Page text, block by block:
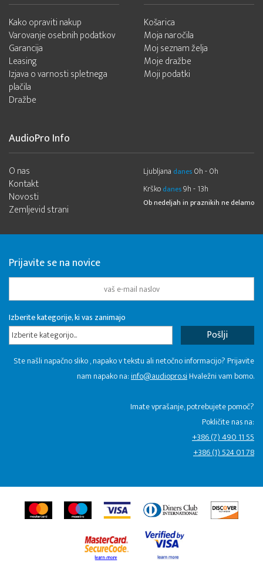
Kako opraviti nakup
Varovanje osebnih podatkov
Garancija
Leasing
Izjava o varnosti spletnega
plačila
Dražbe
Košarica
Moja naročila
Moj seznam želja
Moje dražbe
Moji podatki
AudioPro Info
O nas
Kontakt
Novosti
Zemljevid strani
Ljubljana danes 0h - 0h
Krško danes9h - 13h
Ob nedeljah in praznikih ne delamo
Prijavite se na novice
Izberite kategorije, ki vas zanimajo
Izberite kategorijo...
Ste našli napačno sliko , napako v tekstu ali netočno informacijo? Prijavite
nam napako na:info@audiopro.siHvaležni vam bomo.
Imate vprašanje, potrebujete pomoč?
Pokličite nas na:
+386 (7) 490 11 55
+386 (1) 524 01 78